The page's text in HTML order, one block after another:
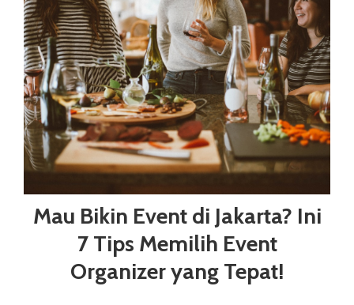
Mau Bikin Event di Jakarta? Ini
7 Tips Memilih Event
Organizer yang Tepat!